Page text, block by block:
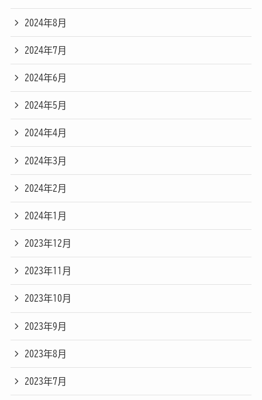
2024年8月
2024年7月
2024年6月
2024年5月
2024年4月
2024年3月
2024年2月
2024年1月
2023年12月
2023年11月
2023年10月
2023年9月
2023年8月
2023年7月